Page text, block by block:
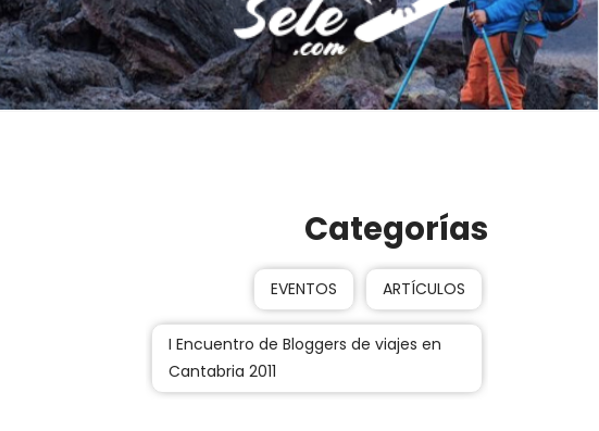
Categorías
ARTÍCULOS
EVENTOS
I Encuentro de Bloggers de viajes en
Cantabria 2011